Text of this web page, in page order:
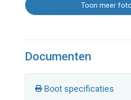
Toon meer
Documenten
Boot specificaties